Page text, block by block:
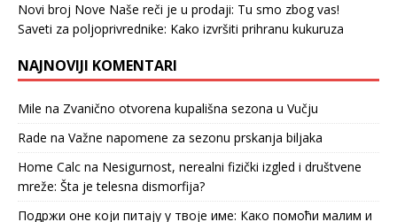
Novi broj Nove Naše reči je u prodaji: Tu smo zbog vas!
Saveti za poljoprivrednike: Kako izvršiti prihranu kukuruza
NAJNOVIJI KOMENTARI
Mile na Zvanično otvorena kupališna sezona u Vučju
Rade na Važne napomene za sezonu prskanja biljaka
Home Calc na Nesigurnost, nerealni fizički izgled i društvene
mreže: Šta je telesna dismorfija?
Подржи оне који питају у твоје име: Како помоћи малим и